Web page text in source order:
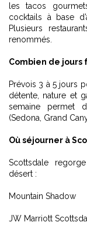
les tacos
cocktails à base
Plusieurs
renommés.
Combien de jours
Prévois 3 à 5 jours
détente, nature et
semaine permet
(Sedona, Grand
Où séjourner à
Scottsdale
désert :
Mountain Shadow
JW Marriott